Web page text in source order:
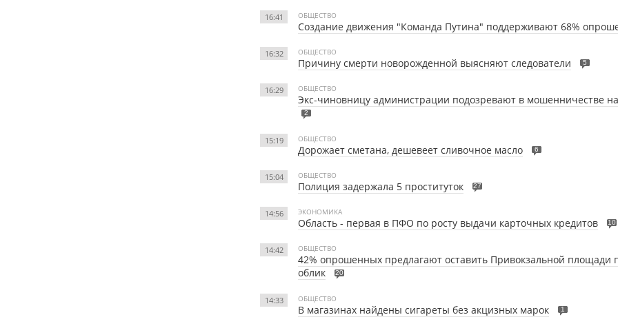
16:41 ОБЩЕСТВО
Создание движения "Команда Путина" поддерживают 68%
16:32 ОБЩЕСТВО
Причину смерти новорожденной выясняют следователи 5
16:29 ОБЩЕСТВО
Экс-чиновницу администрации подозревают в мошенничестве
2
15:19 ОБЩЕСТВО
Дорожает сметана, дешевеет сливочное масло 6
15:04 ОБЩЕСТВО
Полиция задержала 5 проституток 27
14:56 ЭКОНОМИКА
Область - первая в ПФО по росту выдачи карточных кредитов 10
14:42 ОБЩЕСТВО
42% опрошенных предлагают оставить Привокзальной площади
облик
20
14:33 ОБЩЕСТВО
В магазинах найдены сигареты без акцизных марок 1